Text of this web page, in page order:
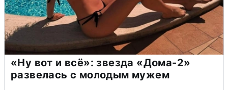
«Ну вот и всё»: звезда «Дома-2»
развелась с молодым мужем